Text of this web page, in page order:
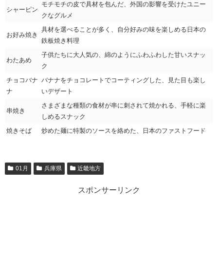
シャーピン
モチモチの皮で具材を包んだ、外国の影響を受けたユニー
クなグルメ
お好み焼き
具材を選べることが多く、自分好みの味を楽しめる日本の
鉄板焼き料理
わたあめ
子供たちに大人気の、綿のようにふわふわした甘いスナッ
ク
チョコバナ
ナ
バナナをチョコレートでコーティングした、見た目も楽し
いデザート
串焼き
さまざまな種類の食材が串に刺されて焼かれる、手軽に楽
しめるスナック
焼きそば
炒めた麺に特製のソースを絡めた、日本のファストフード
01月 兵庫県 近畿地方
スポンサーリンク